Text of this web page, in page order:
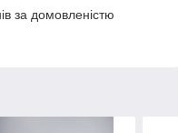
за домовленістю